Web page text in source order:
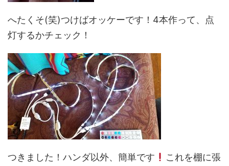
へたくそ(笑)つけばオッケーです！4本作って、点
灯するかチェック！
つきました！ハンダ以外、簡単です
これを棚に張